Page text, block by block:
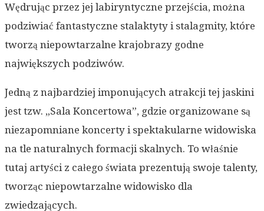
Wędrując przez jej labiryntyczne przejścia, można
podziwiać fantastyczne stalaktyty i stalagmity, które
tworzą niepowtarzalne krajobrazy godne
największych podziwów.
Jedną z najbardziej imponujących atrakcji tej jaskini
jest tzw. „Sala Koncertowa”, gdzie organizowane są
niezapomniane koncerty i spektakularne widowiska
na tle naturalnych formacji skalnych. To właśnie
tutaj artyści z całego świata prezentują swoje talenty,
tworząc niepowtarzalne widowisko dla
zwiedzających.